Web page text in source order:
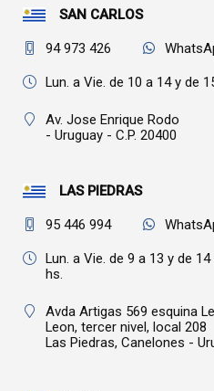
SAN CARLOS
94 973 426
Lun. a Vie. de 10 a 14 y de
Av. Jose Enrique Rodo
- Uruguay - C.P. 20400
LAS PIEDRAS
95 446 994
Lun. a Vie. de 9 a 13 y de
hs.
Avda Artigas 569 esquina
Leon, tercer nivel, local 208
Las Piedras, Canelones -